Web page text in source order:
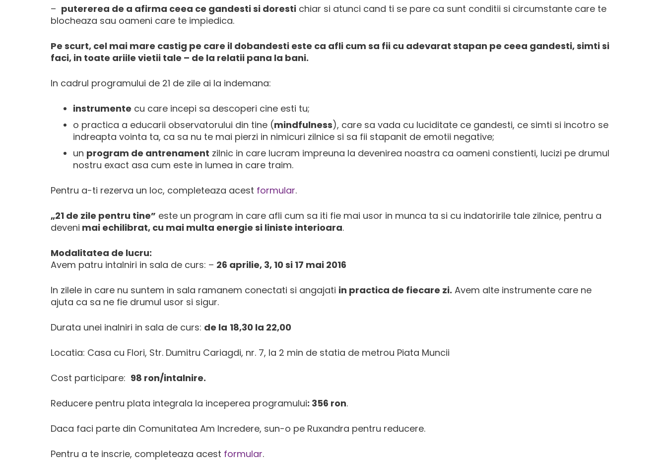
– putererea de a afirma ceea ce gandesti si doresti chiar si atunci cand ti se pare ca sunt conditii si circumstante care te
blocheaza sau oameni care te impiedica.
Pe scurt, cel mai mare castig pe care il dobandesti este ca afli cum sa fii cu adevarat stapan pe ceea gandesti, simti si
faci, in toate ariile vietii tale – de la relatii pana la bani.
In cadrul programului de 21 de zile ai la indemana:
instrumente cu care incepi sa descoperi cine esti tu;
o practica a educarii observatorului din tine (mindfulness), care sa vada cu luciditate ce gandesti, ce simti si incotro se
indreapta vointa ta, ca sa nu te mai pierzi in nimicuri zilnice si sa fii stapanit de emotii negative;
un program de antrenament zilnic in care lucram impreuna la devenirea noastra ca oameni constienti, lucizi pe drumul
nostru exact asa cum este in lumea in care traim.
Pentru a-ti rezerva un loc, completeaza acest formular.
„21 de zile pentru tine” este un program in care afli cum sa iti fie mai usor in munca ta si cu indatoririle tale zilnice, pentru a
deveni mai echilibrat, cu mai multa energie si liniste interioara.
Modalitatea de lucru:
Avem patru intalniri in sala de curs: – 26 aprilie, 3, 10 si 17 mai 2016
In zilele in care nu suntem in sala ramanem conectati si angajati in practica de fiecare zi. Avem alte instrumente care ne
ajuta ca sa ne fie drumul usor si sigur.
Durata unei inalniri in sala de curs: de la 18,30 la 22,00
Locatia: Casa cu Flori, Str. Dumitru Cariagdi, nr. 7, la 2 min de statia de metrou Piata Muncii
Cost participare: 98 ron/intalnire.
Reducere pentru plata integrala la inceperea programului: 356 ron.
Daca faci parte din Comunitatea Am Incredere, sun-o pe Ruxandra pentru reducere.
Pentru a te inscrie, completeaza acest formular.